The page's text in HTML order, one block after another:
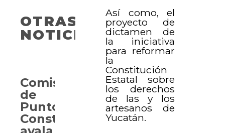
Así como, el
proyecto de
dictamen de
la iniciativa
para reformar
la
Constitución
Estatal sobre
los derechos
de las y los
artesanos de
Yucatán.
OTRAS
NOTICIAS
Comisión
de
Puntos
Constitucionales